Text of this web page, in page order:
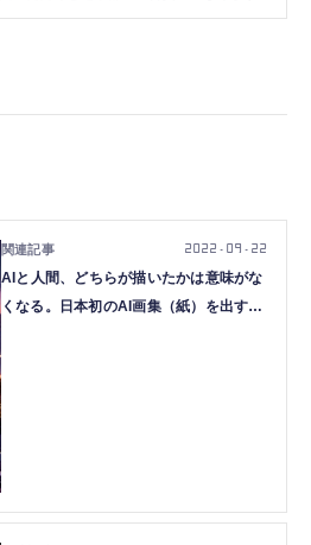
AIと人間、どちらが描いたかは意味がな
くなる。日本初のAI画集（紙）を出すア
2022.09.22